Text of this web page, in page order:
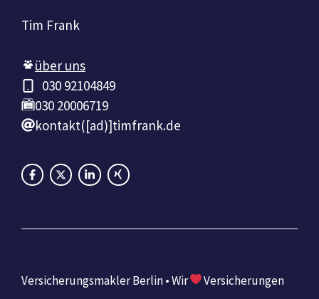
Tim Frank
über uns
030 92104849
030 20006719
kontakt([ad)]timfrank.de
Versicherungsmakler Berlin • Wir Versicherungen